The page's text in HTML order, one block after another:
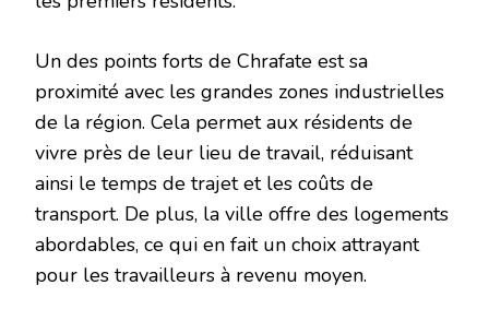
Un des points forts de Chrafate est sa
proximité avec les grandes zones industrielles
de la région. Cela permet aux résidents de
vivre près de leur lieu de travail, réduisant
ainsi le temps de trajet et les coûts de
transport. De plus, la ville offre des logements
abordables, ce qui en fait un choix attrayant
pour les travailleurs à revenu moyen.